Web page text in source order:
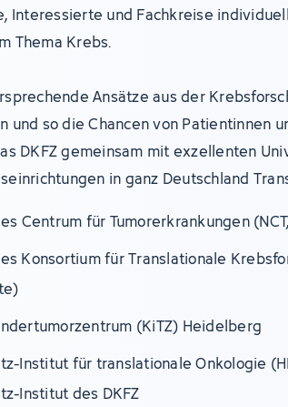
Interessierte und Fachkreise
Thema Krebs.
Ansätze aus der
und so die Chancen von Patientinnen
DKFZ gemeinsam mit exzellenten
in ganz Deutschland
Centrum für Tumorerkrankungen
Konsortium für Translationale
(KiTZ) Heidelberg
Institut für translationale Onkologie
Institut des DKFZ